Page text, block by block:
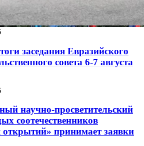
заседания Евразийского
совета 6-7 августа
научно-просветительский
соотечественников
открытий» принимает заявки